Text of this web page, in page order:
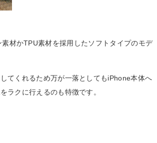
材かTPU素材を採用したソフトタイプのモデ
てくれるため万が一落としてもiPhone本体へ
ラクに行えるのも特徴です。